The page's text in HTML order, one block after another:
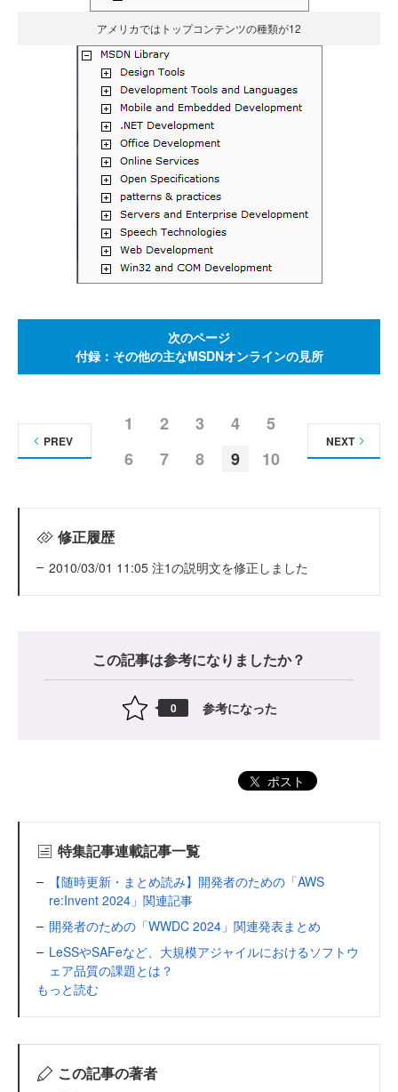
アメリカではトップコンテンツの種類が12
次のページ
付録：その他の主なMSDNオンラインの見所
1 2 3 4
5
6
7 8 9 10
PREV NEXT
修正履歴
2010/03/01 11:05 注1の説明文を修正しました
この記事は参考になりましたか？
0 参考になった
ポスト
特集記事連載記事一覧
【随時更新・まとめ読み】開発者のための「AWS
re:Invent 2024」関連記事
開発者のための「WWDC 2024」関連発表まとめ
LeSSやSAFeなど、大規模アジャイルにおけるソフトウ
ェア品質の課題とは？
もっと読む
この記事の著者